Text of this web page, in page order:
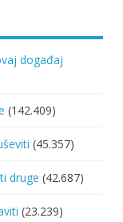
događaj
(142.409)
(45.357)
druge (42.687)
(23.239)